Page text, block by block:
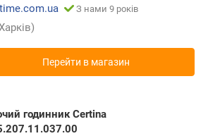
З нами 9 років
Перейти в магазин
годинник Certina